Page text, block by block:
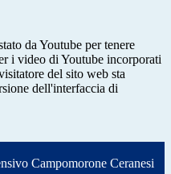
da Youtube per tenere
i video di Youtube incorporati
del sito web sta
dell'interfaccia di
Campomorone Ceranesi